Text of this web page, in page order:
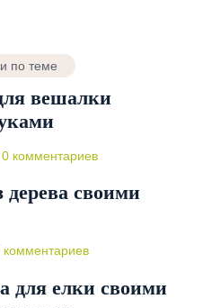
по теме
вешалки
0 комментариев
дерева своими
комментариев
для елки своими